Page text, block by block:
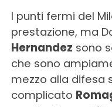
I punti fermi del
prestazione, ma
Hernandez sono
che sono
mezzo alla difesa
complicato